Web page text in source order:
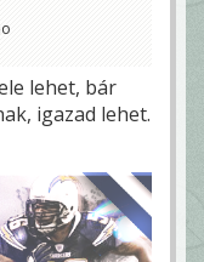
lehet, bár
igazad lehet.